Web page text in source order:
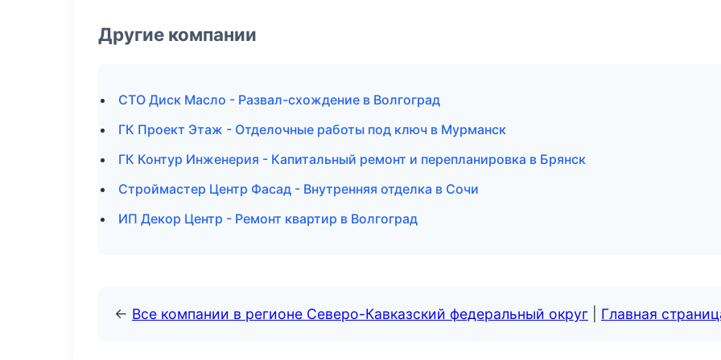
Другие компании
СТО Диск Масло - Развал-схождение в Волгоград
ГК Проект Этаж - Отделочные работы под ключ в Мурманск
ГК Контур Инженерия - Капитальный ремонт и перепланировка в Брянск
Строймастер Центр Фасад - Внутренняя отделка в Сочи
ИП Декор Центр - Ремонт квартир в Волгоград
← Все компании в регионе Северо-Кавказский федеральный округ Главная